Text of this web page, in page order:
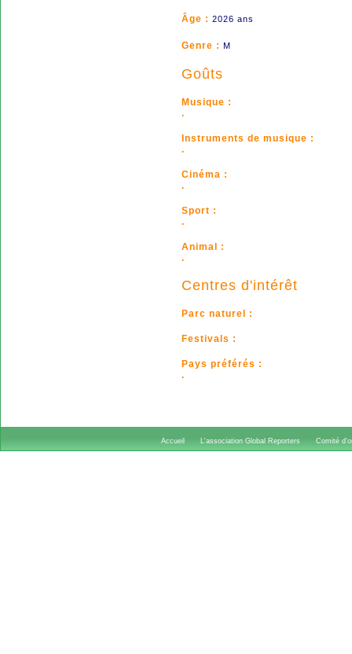
Âge : 2026 ans
Genre : M
Goûts
Musique :
.
Instruments de musique :
.
Cinéma :
.
Sport :
.
Animal :
.
Centres d'intérêt
Parc naturel :
Festivals :
Pays préférés :
.
Accueil L'association Global Reporters Comité